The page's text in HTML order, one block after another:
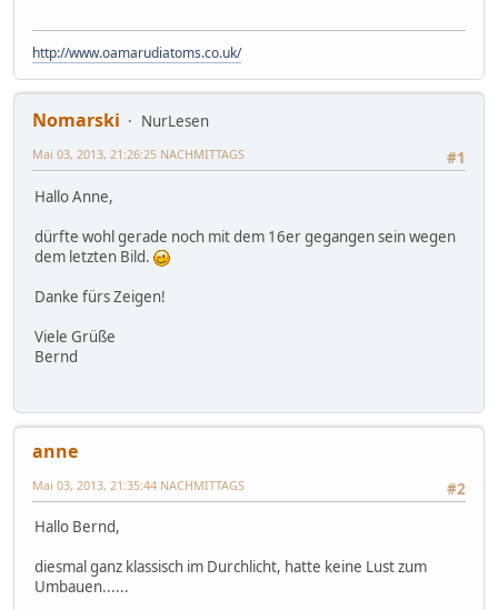
http://www.oamarudiatoms.co.uk/
Nomarski
NurLesen
#1
Mai 03, 2013, 21:26:25 NACHMITTAGS
Hallo Anne,
dürfte wohl gerade noch mit dem 16er gegangen sein wegen
dem letzten Bild.
Danke fürs Zeigen!
Viele Grüße
Bernd
anne
#2
Mai 03, 2013, 21:35:44 NACHMITTAGS
Hallo Bernd,
diesmal ganz klassisch im Durchlicht, hatte keine Lust zum
Umbauen......